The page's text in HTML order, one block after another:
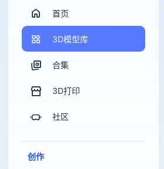
首页
3D模型库
合集
3D打印
社区
创作